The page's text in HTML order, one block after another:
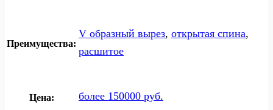
Преимущества:
V образный вырез, открытая спина,
расшитое
Цена: более 150000 руб.